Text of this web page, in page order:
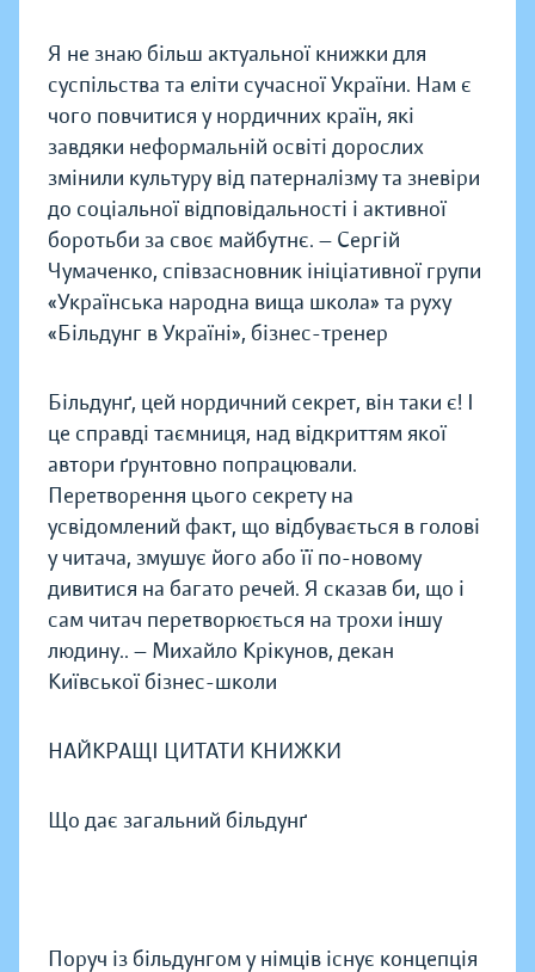
Я не знаю більш актуальної книжки для
суспільства та еліти сучасної України. Нам є
чого повчитися у нордичних країн, які
завдяки неформальній освіті дорослих
змінили культуру від патерналізму та зневіри
до соціальної відповідальності і активної
боротьби за своє майбутнє. — Сергій
Чумаченко, співзасновник ініціативної групи
«Українська народна вища школа» та руху
«Більдунг в Україні», бізнес-тренер
Більдунґ, цей нордичний секрет, він таки є! І
це справді таємниця, над відкриттям якої
автори ґрунтовно попрацювали.
Перетворення цього секрету на
усвідомлений факт, що відбувається в голові
у читача, змушує його або її по-новому
дивитися на багато речей. Я сказав би, що і
сам читач перетворюється на трохи іншу
людину.. — Михайло Крікунов, декан
Київської бізнес-школи
НАЙКРАЩІ ЦИТАТИ КНИЖКИ
Що дає загальний більдунґ
Поруч із більдунгом у німців існує концепція